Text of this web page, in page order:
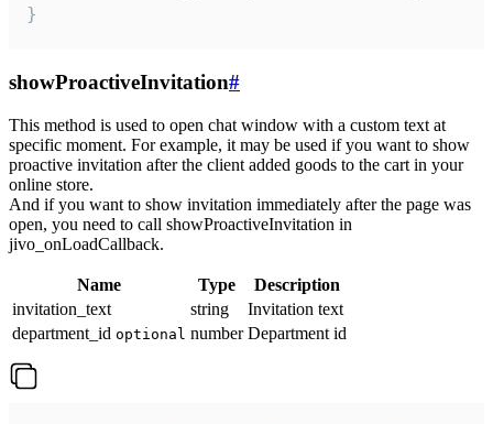
}
showProactiveInvitation#
This method is used to open chat window with a custom text at
specific moment. For example, it may be used if you want to show
proactive invitation after the client added goods to the cart in your
online store.
And if you want to show invitation immediately after the page was
open, you need to call showProactiveInvitation in
jivo_onLoadCallback.
Name Type
Description
invitation_text
string
Invitation text
department_id optional number Department id